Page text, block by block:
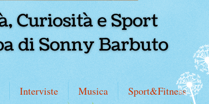
Interviste Musica Sport&Fitness